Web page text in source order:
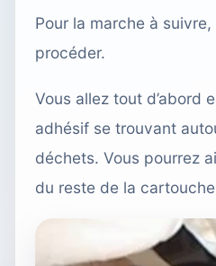
Pour la marche à
procéder.
Vous allez tout d’abord
adhésif se trouvant
déchets. Vous pourrez
du reste de la